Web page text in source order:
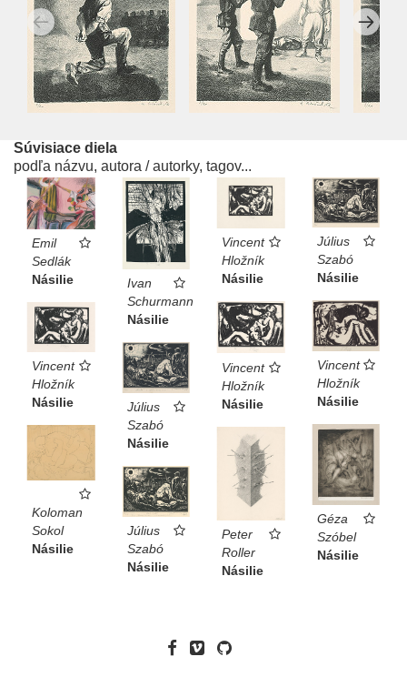
Súvisiace diela
podľa názvu, autora / autorky, tagov...
Emil
Sedlák
Násilie
Ivan
Schurmann
Násilie
Vincent
Hložník
Násilie
Július
Szabó
Násilie
Vincent
Hložník
Násilie
Vincent
Hložník
Násilie
Vincent
Hložník
Násilie
Július
Szabó
Násilie
Géza
Szóbel
Násilie
Koloman
Sokol
Násilie
Peter
Roller
Násilie
Július
Szabó
Násilie